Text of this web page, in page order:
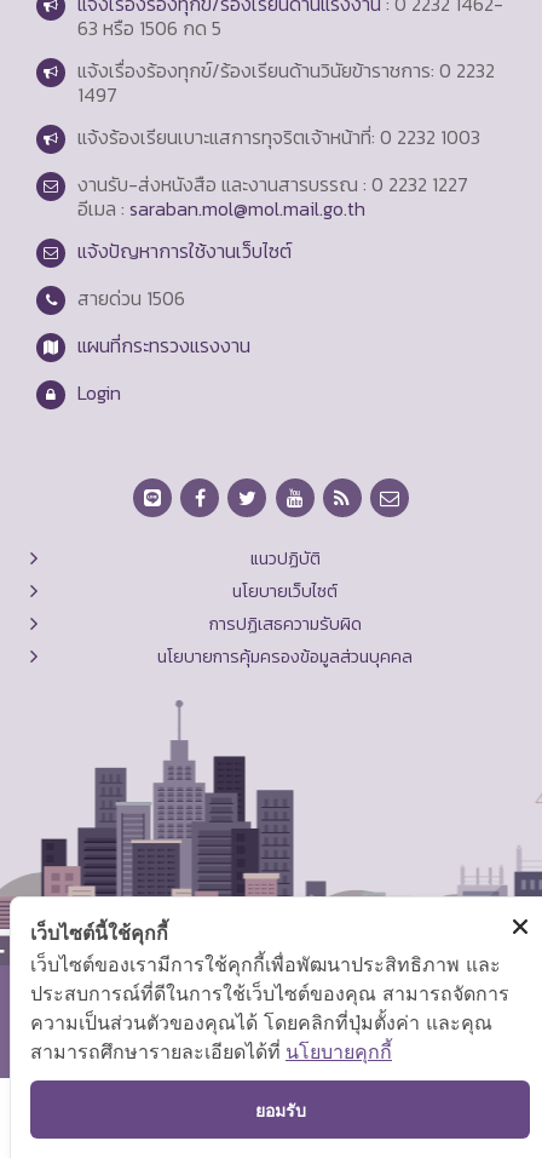
63 หรือ 1506 กด 5
แจ้งเรื่องร้องทุกข์/ร้องเรียนด้านวินัยข้าราชการ: 0 2232
1497
แจ้งร้องเรียนเบาะแสการทุจริตเจ้าหน้าที่: 0 2232 1003
งานรับ-ส่งหนังสือ และงานสารบรรณ : 0 2232 1227
อีเมล : saraban.mol@mol.mail.go.th
แจ้งปัญหาการใช้งานเว็บไซต์
สายด่วน 1506
แผนที่กระทรวงแรงงาน
Login
แนวปฏิบัติ
นโยบายเว็บไซต์
การปฏิเสธความรับผิด
นโยบายการคุ้มครองข้อมูลส่วนบุคคล
สงวนลิขสิทธิ์ © 2569 กระทรวงแรงงาน
แผนผังเว็บไซต์| คำถามที่พบบ่อย
TOP
เว็บไซต์นี้ใช้คุกกี้
เว็บไซต์ของเรามีการใช้คุกกี้เพื่อพัฒนาประสิทธิภาพ และ
ประสบการณ์ที่ดีในการใช้เว็บไซต์ของคุณ สามารถจัดการ
ความเป็นส่วนตัวของคุณได้ โดยคลิกที่ปุ่มตั้งค่า และคุณ
สามารถศึกษารายละเอียดได้ที่ นโยบายคุกกี้
ยอมรับ